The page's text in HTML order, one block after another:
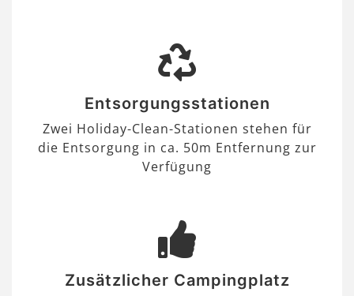
Entsorgungsstationen
Zwei Holiday-Clean-Stationen stehen für
die Entsorgung in ca. 50m Entfernung zur
Verfügung
Zusätzlicher Campingplatz